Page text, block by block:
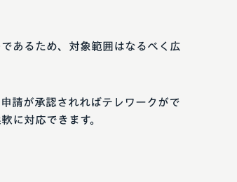
あるため、対象範囲はなるべく広
請が承認されればテレワークがで
に対応できます。